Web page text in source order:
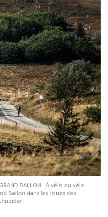
GRAND BALLON - À vélo ou vélo
Ballon dans les roues des